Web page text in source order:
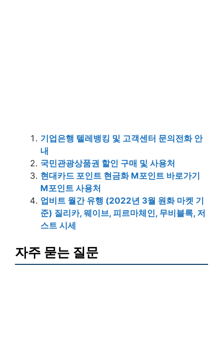
기업은행 텔레뱅킹 및 고객센터 문의전화 안
내
국민관광상품권 할인 구매 및 사용처
현대카드 포인트 현금화 M포인트 바로가기
M포인트 사용처
업비트 월간 유행 (2022년 3월 원화 마켓 기
준) 질리카, 웨이브, 피르마체인, 무비블록, 저
스트 시세
자주 묻는 질문